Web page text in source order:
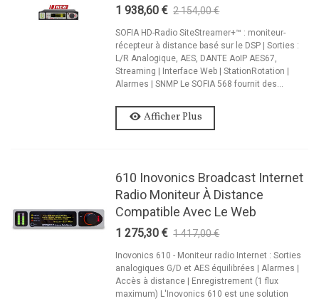
1 938,60 € 2 154,00 €
SOFIA HD-Radio SiteStreamer+™ : moniteur-
récepteur à distance basé sur le DSP | Sorties :
L/R Analogique, AES, DANTE AoIP AES67,
Streaming | Interface Web | StationRotation |
Alarmes | SNMP Le SOFIA 568 fournit des...
Afficher Plus
610 Inovonics Broadcast Internet
Radio Moniteur À Distance
Compatible Avec Le Web
1 275,30 € 1 417,00 €
Inovonics 610 - Moniteur radio Internet : Sorties
analogiques G/D et AES équilibrées | Alarmes |
Accès à distance | Enregistrement (1 flux
maximum) L'Inovonics 610 est une solution